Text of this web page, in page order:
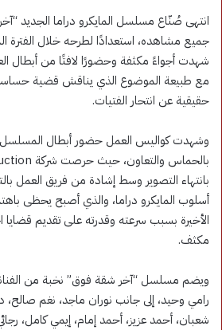
انتهى صُنّاع مسلسل المايكرو دراما الجديد
جميع مشاهده، استعدادًا لطرحه خلال الفترة
شهدت أجواءً مكثفة وحضورًا لافتًا من أبطال
مع طبيعة الموضوع الذي يناقش قضية
حقيقية عن انتحار الفتيات.
وشهدت كواليس العمل حضور أبطال المسلسل
بانتهاء التصوير وسط إشادة من فريق العمل
أسلوب المايكرو دراما، والذي أصبح يحظى
الأخيرة بسبب سرعته وقدرته على تقديم
مكثف.
ويضم مسلسل “آخر شقة فوق” نخبة من
رامي وحيد، إلى جانب نوران ماجد، نغم صالح،
شعبان، أحمد عزيز، أحمد إمام، إيمي كامل،